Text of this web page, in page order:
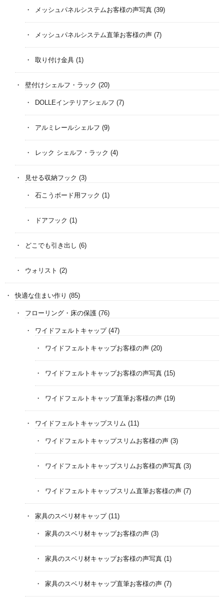
メッシュパネルシステムお客様の声写真 (39)
メッシュパネルシステム直筆お客様の声 (7)
取り付け金具 (1)
壁付けシェルフ・ラック (20)
DOLLEインテリアシェルフ (7)
アルミレールシェルフ (9)
レック シェルフ・ラック (4)
見せる収納フック (3)
石こうボード用フック (1)
ドアフック (1)
どこでも引き出し (6)
ウォリスト (2)
快適な住まい作り (85)
フローリング・床の保護 (76)
ワイドフェルトキャップ(47)
ワイドフェルトキャップお客様の声 (20)
ワイドフェルトキャップお客様の声写真 (15)
ワイドフェルトキャップ直筆お客様の声 (19)
ワイドフェルトキャップスリム (11)
ワイドフェルトキャップスリムお客様の声 (3)
ワイドフェルトキャップスリムお客様の声写真 (3)
ワイドフェルトキャップスリム直筆お客様の声 (7)
家具のスベリ材キャップ(11)
家具のスベリ材キャップお客様の声 (3)
家具のスベリ材キャップお客様の声写真 (1)
家具のスベリ材キャップ直筆お客様の声 (7)